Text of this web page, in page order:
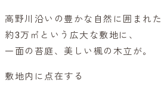
高野川沿いの豊かな自然に囲まれた
約3万㎡という広大な敷地に、
一面の苔庭、美しい楓の木立が。
敷地内に点在する